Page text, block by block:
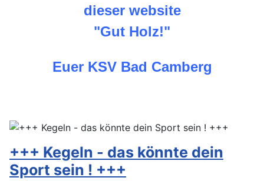
dieser website
"Gut Holz!"
Euer KSV Bad Camberg
+++ Kegeln - das könnte dein
Sport sein ! +++